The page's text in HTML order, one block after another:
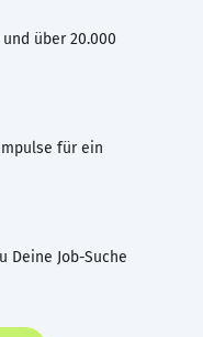
über 20.000
für ein
Deine Job-Suche